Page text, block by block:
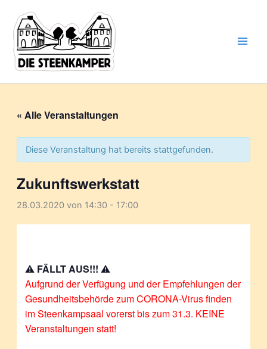
Inhalt
springen
« Alle Veranstaltungen
Diese Veranstaltung hat bereits stattgefunden.
Zukunftswerkstatt
28.03.2020 von 14:30- 17:00
⚠️ FÄLLT AUS!!! ⚠️
Aufgrund der Verfügung und der Empfehlungen der
Gesundheitsbehörde zum CORONA-Virus finden
im Steenkampsaal vorerst bis zum 31.3. KEINE
Veranstaltungen statt!
deine
Mail-
Adresse
ein ...